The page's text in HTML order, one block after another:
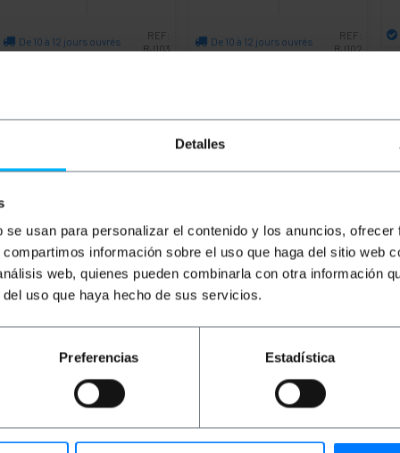
Detalles
usan para personalizar el contenido y los anuncios,
información sobre el uso que haga del sitio web
web, quienes pueden combinarla con otra información
uso que haya hecho de sus servicios.
Preferencias Estadística
De 10 à 12 jours ouvrés
REF:
RJ103
De 10 à 12 jours ouvrés
REF:
RJ102
6 UTP (Cat.6) de 0,5 m (50 cm) et de couleur bleu
avec un couvercle en PVC qui agit comme un
Il permet d'interconnecter des appareils
les caméras de sécurité, les points d'accès, les
que les routeurs, les commutateurs, les modems de
appareil nécessitant une connexion à Internet. via
des kits d'émetteurs vidéo spéciaux. Conception à
conformément aux réglementations les plus